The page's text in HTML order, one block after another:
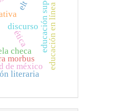
discurso educación superior
ética
checa
elt educación en línea
morbus
de méxico
literaria